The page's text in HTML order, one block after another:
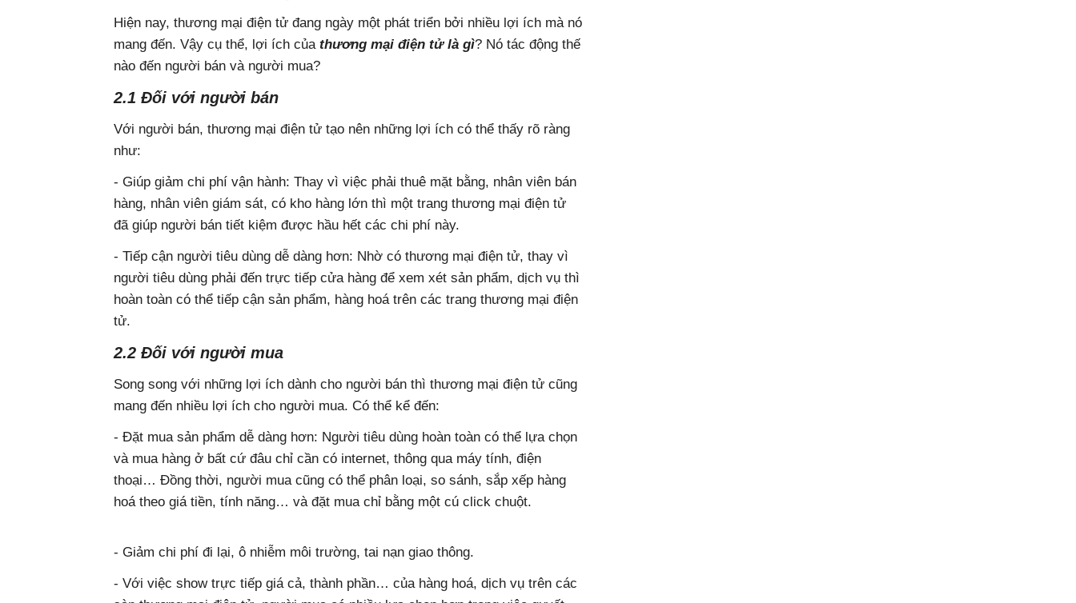
Hiện nay, thương mại điện tử đang ngày một phát triển bởi nhiều lợi ích mà nó
mang đến. Vậy cụ thể, lợi ích của thương mại điện tử là gì? Nó tác động thế
nào đến người bán và người mua?
2.1 Đối với người bán
Với người bán, thương mại điện tử tạo nên những lợi ích có thể thấy rõ ràng
như:
- Giúp giảm chi phí vận hành: Thay vì việc phải thuê mặt bằng, nhân viên bán
hàng, nhân viên giám sát, có kho hàng lớn thì một trang thương mại điện tử
đã giúp người bán tiết kiệm được hầu hết các chi phí này.
- Tiếp cận người tiêu dùng dễ dàng hơn: Nhờ có thương mại điện tử, thay vì
người tiêu dùng phải đến trực tiếp cửa hàng để xem xét sản phẩm, dịch vụ thì
hoàn toàn có thể tiếp cận sản phẩm, hàng hoá trên các trang thương mại điện
tử.
2.2 Đối với người mua
Song song với những lợi ích dành cho người bán thì thương mại điện tử cũng
mang đến nhiều lợi ích cho người mua. Có thể kể đến:
- Đặt mua sản phẩm dễ dàng hơn: Người tiêu dùng hoàn toàn có thể lựa chọn
và mua hàng ở bất cứ đâu chỉ cần có internet, thông qua máy tính, điện
thoại… Đồng thời, người mua cũng có thể phân loại, so sánh, sắp xếp hàng
hoá theo giá tiền, tính năng… và đặt mua chỉ bằng một cú click chuột.
- Giảm chi phí đi lại, ô nhiễm môi trường, tai nạn giao thông.
- Với việc show trực tiếp giá cả, thành phần… của hàng hoá, dịch vụ trên các